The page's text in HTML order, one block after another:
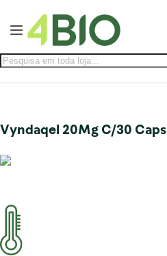
Alternar Nav
Vyndaqel 20Mg C/30 Caps